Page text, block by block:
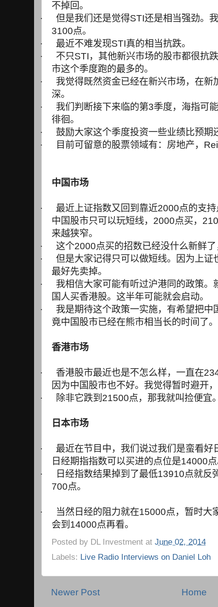
不掉回。
·
但是我们还是觉得STI还是相当强劲。
3100点。
·
最近不难发现STI真的相当抗跌。
·
不只STI，其他新兴市场的股市都很抗
市这个季度跑的最多的。
·
我觉得既然资金已经在新兴市场，在新
深。
·
我们判断接下来临的第3季度，海指可
徘徊。
·
鼓励大家这个季度投资一些业绩比预期
·
目前可留意的股票领域有：房地产，
中国市场
· 最近上证指数又回到靠近2000点的支
中国股市只可以玩短线， 2000点买，
来越狭窄。
·
这个2000点买的招数已经没什么新鲜
·
但是大家记得只可以做短线。因为上证
最好先卖掉。
·
我相信大家可能有听过沪港同的政策。
国人买香港股。这半年可能就会启动。
·
我是期待这个政策一实施，有希望把中
竟中国股市已经在熊市相当长的时间了。
香港市场
· 香港股市最近也是不怎么样，一直在
因为中国股市也不好。我觉得暂时避开
·
除非它跌到 21500点，那我就叫捡便宜
日本市场
·
最近在节目中，我们说过我们是蛮看好
日经期指指数可以买进的点位是14000
·
日经指数结果掉到了最低13910点就反
700点。
· 当然日经的阻力就在15000点，暂时大
会到 14000点再看。
Posted by DL Investment at June 02, 2014
Labels: Live Radio Interviews on Daniel Loh
Newer Post Home